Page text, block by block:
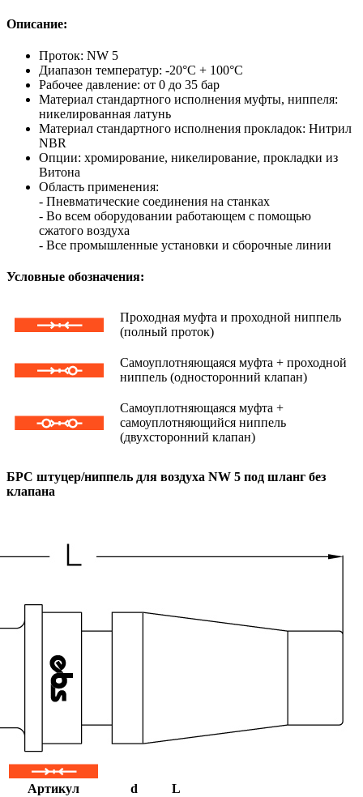
Описание:
Проток: NW 5
Диапазон температур: -20°C + 100°C
Рабочее давление: от 0 до 35 бар
Материал стандартного исполнения муфты, ниппеля:
никелированная латунь
Материал стандартного исполнения прокладок: Нитрил
NBR
Опции: хромирование, никелирование, прокладки из
Витона
Область применения:
- Пневматические соединения на станках
- Во всем оборудовании работающем с помощью
сжатого воздуха
- Все промышленные установки и сборочные линии
Условные обозначения:
Проходная муфта и проходной ниппель
(полный проток)
Самоуплотняющаяся муфта + проходной
ниппель (односторонний клапан)
Самоуплотняющаяся муфта +
самоуплотняющийся ниппель
(двухсторонний клапан)
БРС штуцер/ниппель для воздуха NW 5 под шланг без
клапана
Артикул d
L